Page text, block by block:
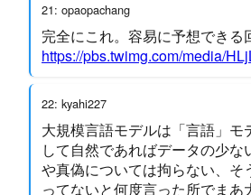
21: opaopachang
完全にこれ。容易に予想できる
https://pbs.twimg.com/media/
22: kyahi227
大規模言語モデルは「言語」モ
して自然であればデータの少な
や真偽については拘らない、そ
ってないと何度言った所でまあ